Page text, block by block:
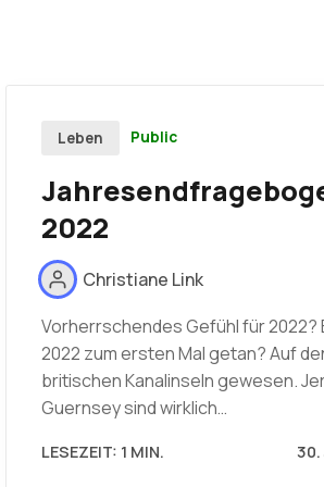
Leben Public
2022
Christiane Link
Vorherrschendes Gefühl für 2022?
2022 zum ersten Mal getan? Auf
britischen Kanalinseln gewesen.
Guernsey sind wirklich…
LESEZEIT: 1 MIN. 30.